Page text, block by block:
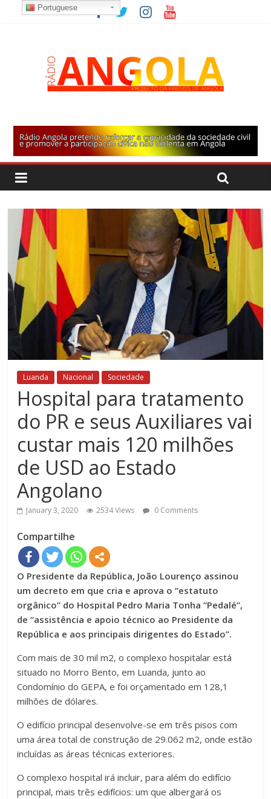
Luanda Nacional Sociedade
Hospital para tratamento
do PR e seus Auxiliares vai
custar mais 120 milhões
de USD ao Estado
Angolano
January 3, 2020 2534 Views 0 Comments
Compartilhe
O Presidente da República, João Lourenço assinou
um decreto em que cria e aprova o “estatuto
orgânico” do Hospital Pedro Maria Tonha “Pedalé”,
de “assistência e apoio técnico ao Presidente da
República e aos principais dirigentes do Estado”.
Com mais de 30 mil m2, o complexo hospitalar está
situado no Morro Bento, em Luanda, junto ao
Condomínio do GEPA, e foi orçamentado em 128,1
milhões de dólares.
O edifício principal desenvolve-se em três pisos com
uma área total de construção de 29.062 m2, onde estão
incluídas as áreas técnicas exteriores.
O complexo hospital irá incluir, para além do edifício
principal, mais três edifícios: um que albergará os
Portuguese